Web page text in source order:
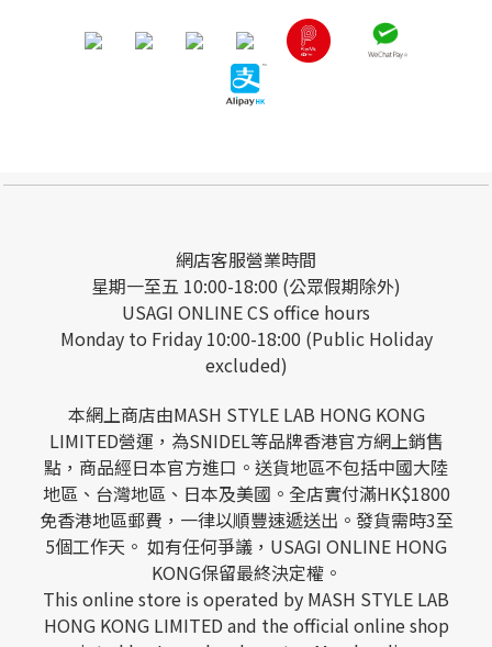
網店客服營業時間
星期一至五 10:00-18:00 (公眾假期除外)
USAGI ONLINE CS office hours
Monday to Friday 10:00-18:00 (Public Holiday
excluded)
本網上商店由MASH STYLE LAB HONG KONG
LIMITED營運，為SNIDEL等品牌香港官方網上銷售
點，商品經日本官方進口。送貨地區不包括中國大陸
地區、台灣地區、日本及美國。全店實付滿HK$1800
免香港地區郵費，一律以順豐速遞送出。發貨需時3至
5個工作天。 如有任何爭議，USAGI ONLINE HONG
KONG保留最終決定權。
This online store is operated by MASH STYLE LAB
HONG KONG LIMITED and the official online shop